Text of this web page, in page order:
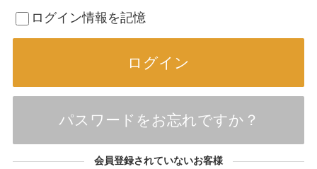
ログイン情報を記憶
パスワードをお忘れですか？
会員登録されていないお客様